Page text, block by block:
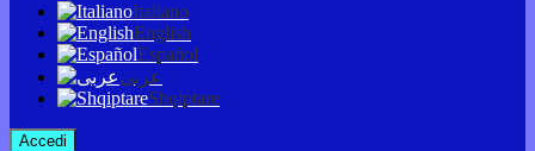
Italiano
English
Español
عربى
Shqiptare
Accedi